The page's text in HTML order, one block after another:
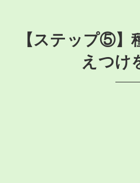
【ステップ⑤】
えつけ